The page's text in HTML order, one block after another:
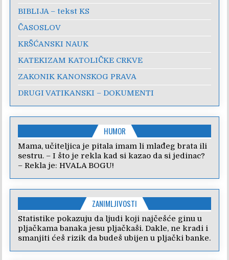
BIBLIJA – tekst KS
ČASOSLOV
KRŠĆANSKI NAUK
KATEKIZAM KATOLIČKE CRKVE
ZAKONIK KANONSKOG PRAVA
DRUGI VATIKANSKI – DOKUMENTI
HUMOR
Mama, učiteljica je pitala imam li mlađeg brata ili
sestru. – I što je rekla kad si kazao da si jedinac?
– Rekla je: HVALA BOGU!
ZANIMLJIVOSTI
Statistike pokazuju da ljudi koji najčešće ginu u
pljačkama banaka jesu pljačkaši. Dakle, ne kradi i
smanjiti ćeš rizik da budeš ubijen u pljački banke.